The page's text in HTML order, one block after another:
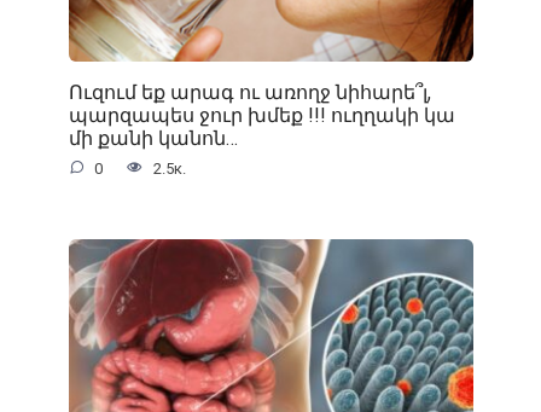
Ուզում եք արագ ու առողջ նիհարե՞լ,
պարզապես ջուր խմեք !!! ուղղակի կա
մի քանի կանոն…
0 2.5к.